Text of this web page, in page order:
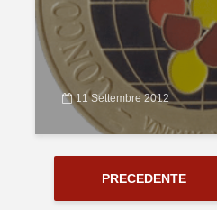
11 Settembre 2012
PRECEDENTE